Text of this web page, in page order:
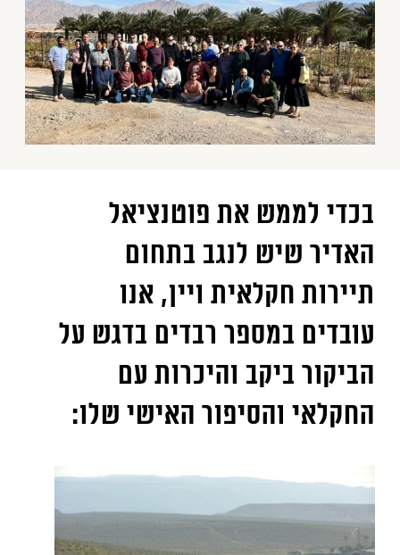
בכדי לממש את פוטנציאל
האדיר שיש לנגב בתחום
תיירות חקלאית ויין, אנו
עובדים במספר רבדים בדגש על
הביקור ביקב והיכרות עם
החקלאי והסיפור האישי שלו: